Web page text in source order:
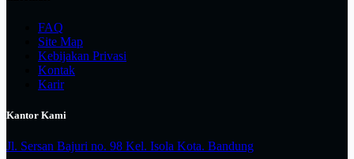
FAQ
Site Map
Kebijakan Privasi
Kontak
Karir
Kantor Kami
Jl. Sersan Bajuri no. 98 Kel. Isola Kota. Bandung